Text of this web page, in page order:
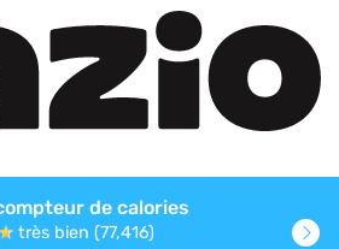
de calories
très bien (77,416)